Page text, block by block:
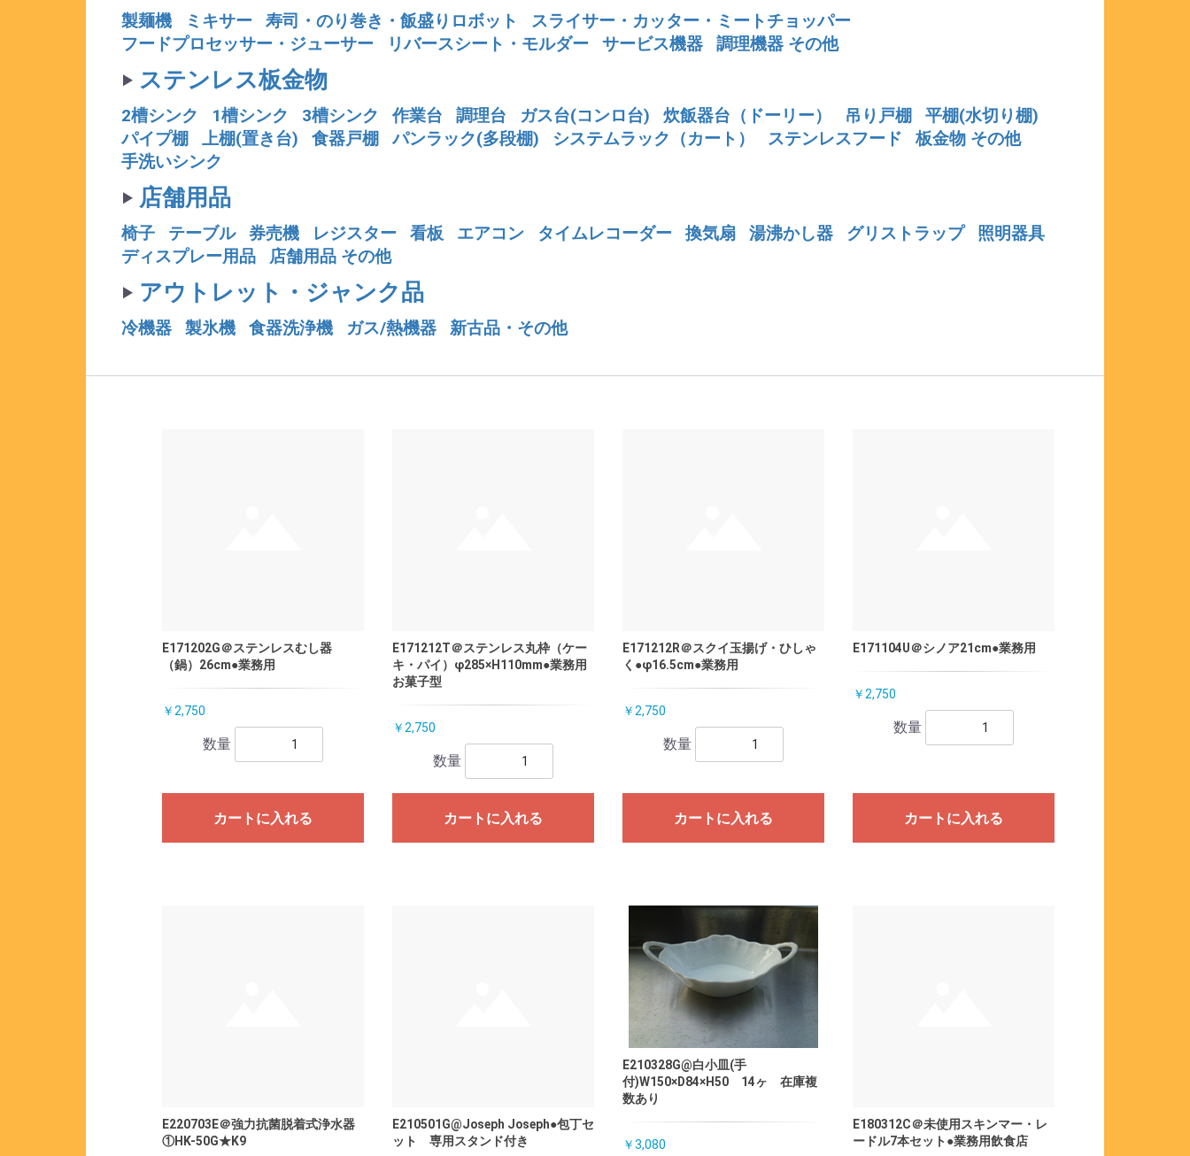
製麺機 ミキサー 寿司・のり巻き・飯盛りロボット
スライサー・カッター・ミートチョッパー
フードプロセッサー・ジューサー
リバースシート・モルダー サービス機器 調理機器 その他
‣ ステンレス板金物
2槽シンク 1槽シンク 3槽シンク 作業台 調理台 ガス台(コンロ台) 炊飯器台（ドーリー） 吊り戸棚
平棚(水切り棚)
パイプ棚
上棚(置き台) 食器戸棚 パンラック(多段棚) システムラック（カート） ステンレスフード
板金物 その他
手洗いシンク
‣ 店舗用品
椅子 テーブル 券売機 レジスター 看板 エアコン タイムレコーダー 換気扇 湯沸かし器 グリストラップ
照明器具
ディスプレー用品
店舗用品 その他
‣ アウトレット・ジャンク品
冷機器 製氷機 食器洗浄機 ガス/熱機器 新古品・その他
E171202G＠ステンレスむし器
（鍋）26cm●業務用
￥2,750
数量
カートに入れる
E171212T＠ステンレス丸枠（ケー
キ・パイ）φ285×H110mm●業務用
お菓子型
￥2,750
数量
カートに入れる
E171212R＠スクイ玉揚げ・ひしゃ
く●φ16.5cm●業務用
￥2,750
数量
カートに入れる
E171104U＠シノア21cm●業務用
￥2,750
数量
カートに入れる
E220703E＠強力抗菌脱着式浄水器
①HK-50G★K9
E210501G@Joseph Joseph●包丁セ
ット 専用スタンド付き
E210328G@白小皿(手
付)W150×D84×H50 14ヶ 在庫複
数あり
￥3,080
E180312C＠未使用スキンマー・レ
ードル7本セット●業務用飲食店